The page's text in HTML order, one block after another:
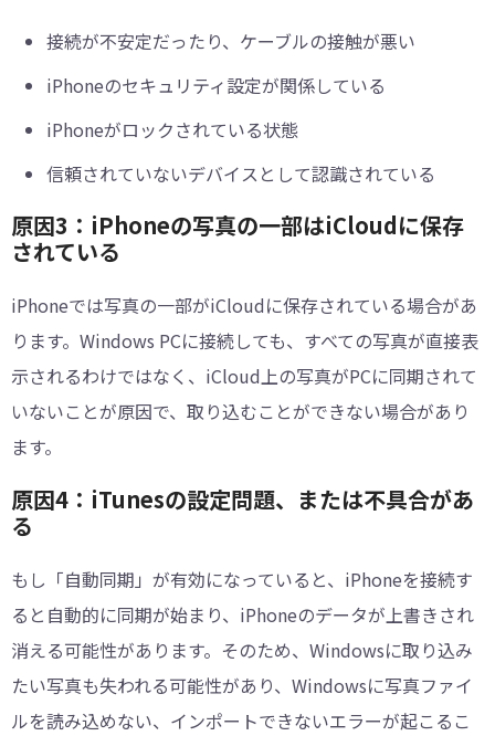
接続が不安定だったり、ケーブルの接触が悪い
iPhoneのセキュリティ設定が関係している
iPhoneがロックされている状態
信頼されていないデバイスとして認識されている
原因3：iPhoneの写真の一部はiCloudに保存
されている
iPhoneでは写真の一部がiCloudに保存されている場合があ
ります。Windows PCに接続しても、すべての写真が直接表
示されるわけではなく、iCloud上の写真がPCに同期されて
いないことが原因で、取り込むことができない場合があり
ます。
原因4：iTunesの設定問題、または不具合があ
る
もし「自動同期」が有効になっていると、iPhoneを接続す
ると自動的に同期が始まり、iPhoneのデータが上書きされ
消える可能性があります。そのため、Windowsに取り込み
たい写真も失われる可能性があり、Windowsに写真ファイ
ルを読み込めない、インポートできないエラーが起こるこ